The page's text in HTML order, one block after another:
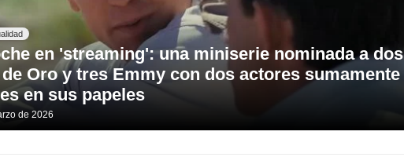
en 'streaming': una miniserie nominada a dos
Oro y tres Emmy con dos actores sumamente
en sus papeles
de 2026